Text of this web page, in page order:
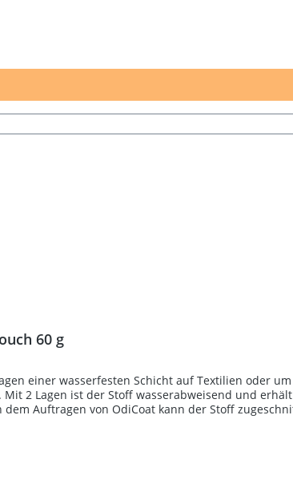
60 g
einer wasserfesten Schicht auf Textilien oder
Mit 2 Lagen ist der Stoff wasserabweisend und
dem Auftragen von OdiCoat kann der Stoff